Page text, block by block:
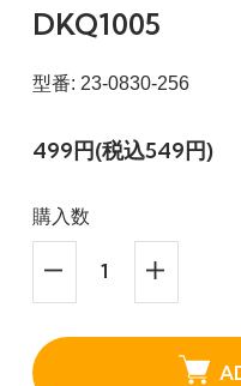
DKQ1005
型番: 23-0830-256
499円(税込549円)
購入数